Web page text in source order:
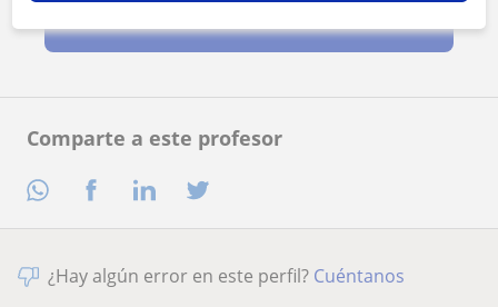
Comparte a este profesor
¿Hay algún error en este perfil? Cuéntanos